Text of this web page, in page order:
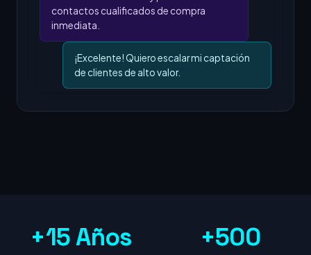
contactos cualificados de compra
inmediata.
¡Excelente! Quiero escalar mi captación
de clientes de alto valor.
+15 Años +500